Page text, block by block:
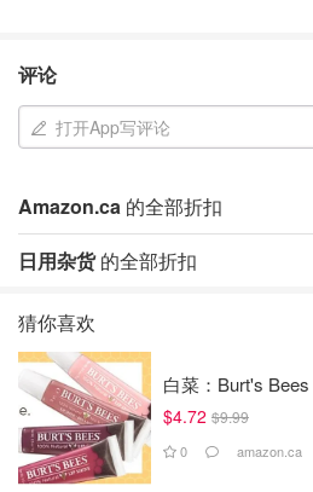
评论
打开App写评论
Amazon.ca 的全部折扣
日用杂货的全部折扣
猜你喜欢
$4.72 $9.99
0 amazon.ca